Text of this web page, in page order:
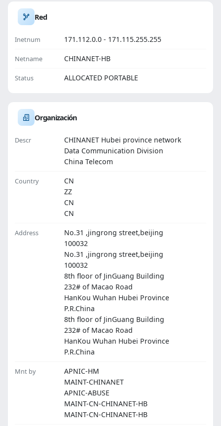
Red
Inetnum 171.112.0.0 - 171.115.255.255
Netname CHINANET-HB
Status ALLOCATED PORTABLE
Organización
Descr
CHINANET Hubei province network
Data Communication Division
China Telecom
Country
CN
ZZ
CN
CN
Address
No.31 ,jingrong street,beijing
100032
No.31 ,jingrong street,beijing
100032
8th floor of JinGuang Building
232# of Macao Road
HanKou Wuhan Hubei Province
P.R.China
8th floor of JinGuang Building
232# of Macao Road
HanKou Wuhan Hubei Province
P.R.China
Mnt by
APNIC-HM
MAINT-CHINANET
APNIC-ABUSE
MAINT-CN-CHINANET-HB
MAINT-CN-CHINANET-HB